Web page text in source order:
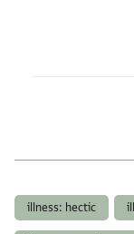
illness: hectic